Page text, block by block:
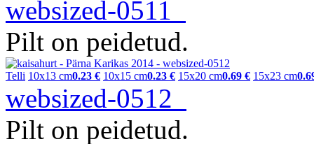
websized-0511
Pilt on peidetud.
Telli 10x13 cm0.23 € 10x15 cm0.23 € 15x20 cm0.69 € 15x23 cm
websized-0512
Pilt on peidetud.